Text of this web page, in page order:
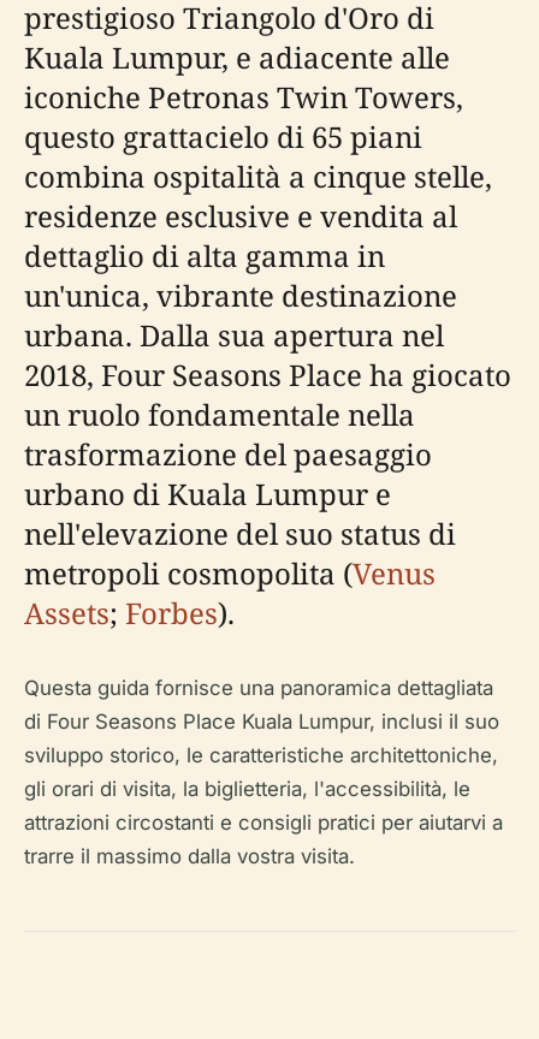
prestigioso Triangolo d'Oro di
Kuala Lumpur, e adiacente alle
iconiche Petronas Twin Towers,
questo grattacielo di 65 piani
combina ospitalità a cinque stelle,
residenze esclusive e vendita al
dettaglio di alta gamma in
un'unica, vibrante destinazione
urbana. Dalla sua apertura nel
2018, Four Seasons Place ha giocato
un ruolo fondamentale nella
trasformazione del paesaggio
urbano di Kuala Lumpur e
nell'elevazione del suo status di
metropoli cosmopolita (Venus
Assets; Forbes).
Questa guida fornisce una panoramica dettagliata
di Four Seasons Place Kuala Lumpur, inclusi il suo
sviluppo storico, le caratteristiche architettoniche,
gli orari di visita, la biglietteria, l'accessibilità, le
attrazioni circostanti e consigli pratici per aiutarvi a
trarre il massimo dalla vostra visita.